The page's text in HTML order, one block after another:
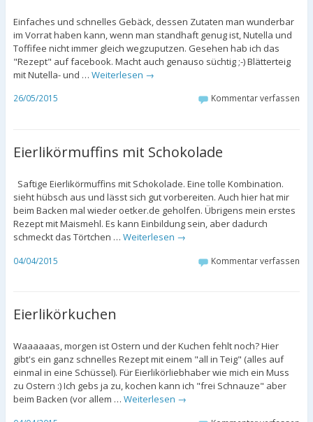
Einfaches und schnelles Gebäck, dessen Zutaten man wunderbar
im Vorrat haben kann, wenn man standhaft genug ist, Nutella und
Toffifee nicht immer gleich wegzuputzen. Gesehen hab ich das
"Rezept" auf facebook. Macht auch genauso süchtig ;-) Blätterteig
mit Nutella- und … Weiterlesen →
26/05/2015 Kommentar verfassen
Eierlikörmuffins mit Schokolade
Saftige Eierlikörmuffins mit Schokolade. Eine tolle Kombination.
sieht hübsch aus und lässt sich gut vorbereiten. Auch hier hat mir
beim Backen mal wieder oetker.de geholfen. Übrigens mein erstes
Rezept mit Maismehl. Es kann Einbildung sein, aber dadurch
schmeckt das Törtchen … Weiterlesen →
04/04/2015 Kommentar verfassen
Eierlikörkuchen
Waaaaaas, morgen ist Ostern und der Kuchen fehlt noch? Hier
gibt's ein ganz schnelles Rezept mit einem "all in Teig" (alles auf
einmal in eine Schüssel). Für Eierlikörliebhaber wie mich ein Muss
zu Ostern :) Ich gebs ja zu, kochen kann ich "frei Schnauze" aber
beim Backen (vor allem … Weiterlesen →